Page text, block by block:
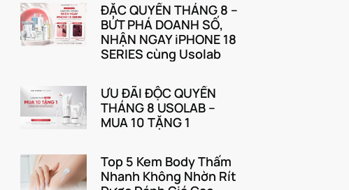
ĐẶC QUYỀN THÁNG 8 –
BỨT PHÁ DOANH SỐ,
NHẬN NGAY iPHONE 18
SERIES cùng Usolab
ƯU ĐÃI ĐỘC QUYỀN
THÁNG 8 USOLAB –
MUA 10 TẶNG 1
Top 5 Kem Body Thấm
Nhanh Không Nhờn Rít